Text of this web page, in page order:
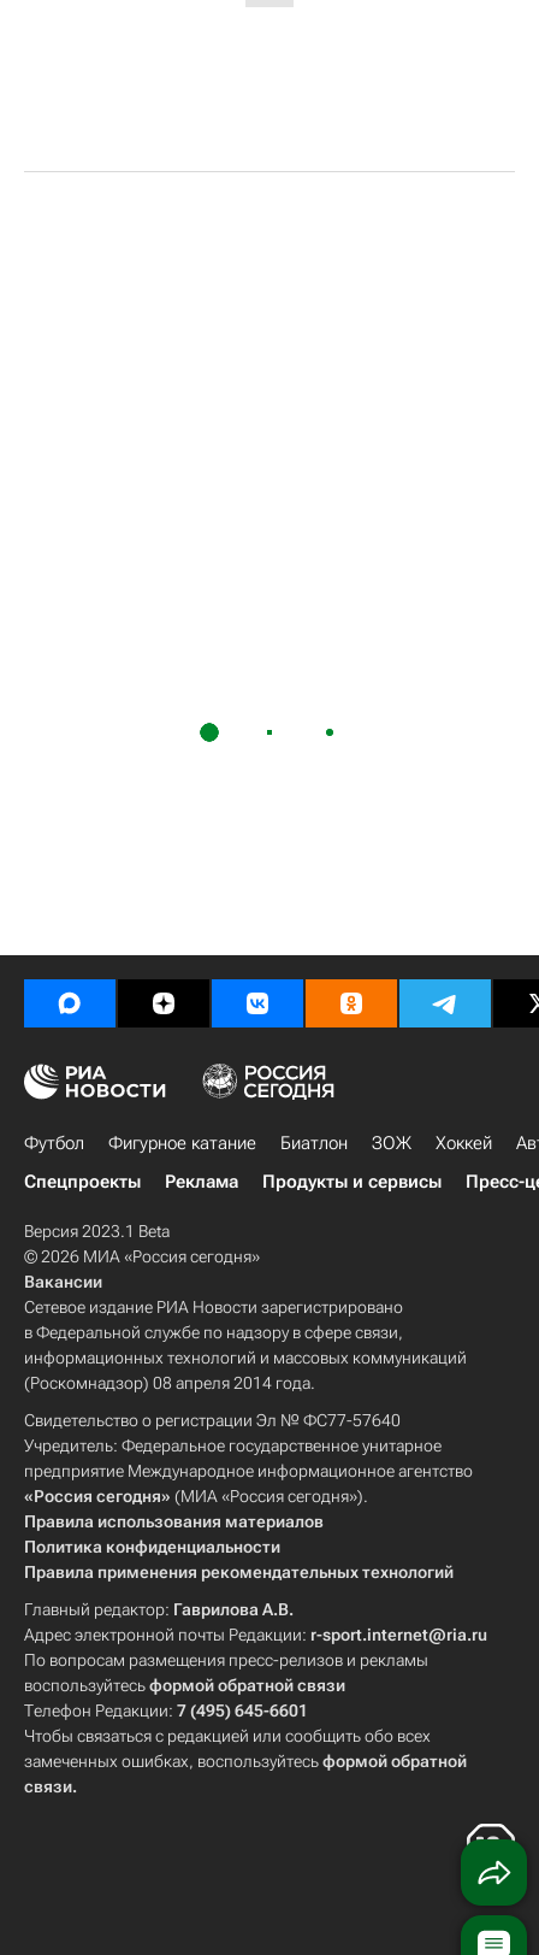
Футбол Фигурное катание Биатлон ЗОЖ Хоккей
Спецпроекты
Реклама Продукты и сервисы Пресс-
Версия 2023.1 Beta
© 2026 МИА «Россия сегодня»
Вакансии
Сетевое издание РИА Новости зарегистрировано
в Федеральной службе по надзору в сфере связи,
информационных технологий и массовых коммуникаций
(Роскомнадзор) 08 апреля 2014 года.
Свидетельство о регистрации Эл № ФС77-57640
Учредитель: Федеральное государственное унитарное
предприятие Международное информационное агентство
«Россия сегодня» (МИА «Россия сегодня»).
Правила использования материалов
Политика конфиденциальности
Правила применения рекомендательных технологий
Главный редактор: Гаврилова А.В.
Адрес электронной почты Редакции: r-sport.internet@ria.ru
По вопросам размещения пресс-релизов и рекламы
воспользуйтесьформой обратной связи
Телефон Редакции: 7 (495) 645-6601
Чтобы связаться с редакцией или сообщить обо всех
замеченных ошибках, воспользуйтесьформой обратной
связи.